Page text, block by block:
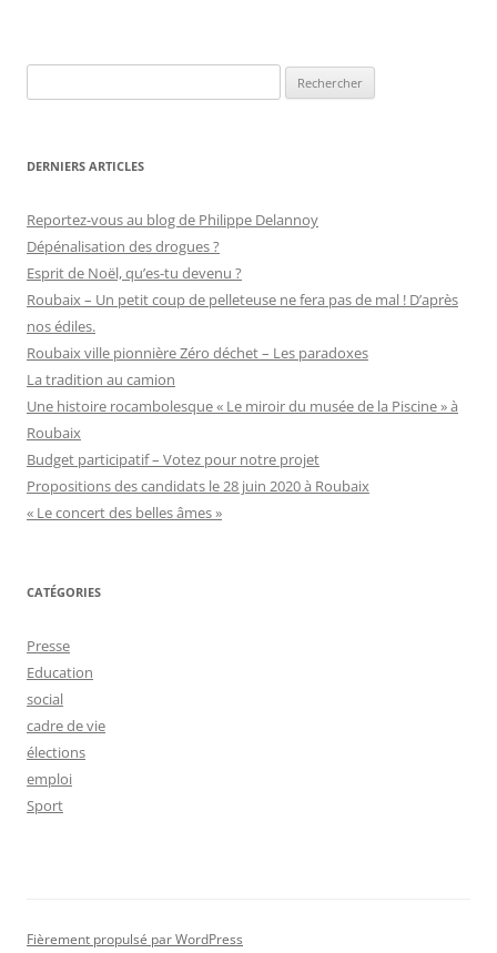
o
k
n
DERNIERS ARTICLES
Reportez-vous au blog de Philippe Delannoy
Dépénalisation des drogues ?
Esprit de Noël, qu’es-tu devenu ?
Roubaix – Un petit coup de pelleteuse ne fera pas de mal ! D’après
nos édiles.
Roubaix ville pionnière Zéro déchet – Les paradoxes
La tradition au camion
Une histoire rocambolesque « Le miroir du musée de la Piscine » à
Roubaix
Budget participatif – Votez pour notre projet
Propositions des candidats le 28 juin 2020 à Roubaix
« Le concert des belles âmes »
CATÉGORIES
Presse
Education
social
cadre de vie
élections
emploi
Sport
Fièrement propulsé par WordPress